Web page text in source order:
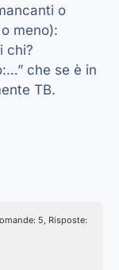
o
meno):
chi?
che se è in
TB.
5, Risposte: